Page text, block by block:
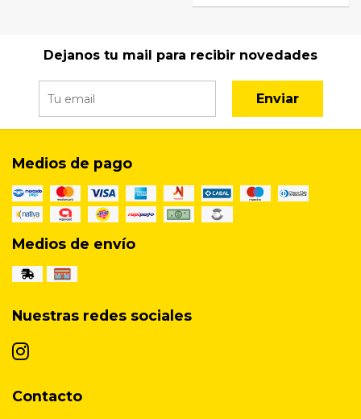
Dejanos tu mail para recibir novedades
Enviar
Medios de pago
Medios de envío
Nuestras redes sociales
Contacto